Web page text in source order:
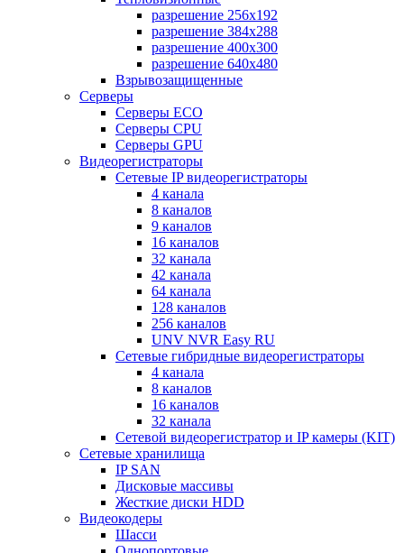
разрешение 256x192
разрешение 384х288
разрешение 400x300
разрешение 640х480
Взрывозащищенные
Серверы
Серверы ECO
Серверы CPU
Серверы GPU
Видеорегистраторы
Сетевые IP видеорегистраторы
4 канала
8 каналов
9 каналов
16 каналов
32 канала
42 канала
64 канала
128 каналов
256 каналов
UNV NVR Easy RU
Сетевые гибридные видеорегистраторы
4 канала
8 каналов
16 каналов
32 канала
Сетевой видеорегистратор и IP камеры (KIT)
Сетевые хранилища
IP SAN
Дисковые массивы
Жесткие диски HDD
Видеокодеры
Шасси